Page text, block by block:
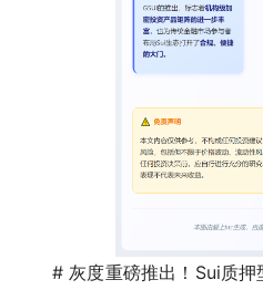
# 灰度重磅推出！Sui质押